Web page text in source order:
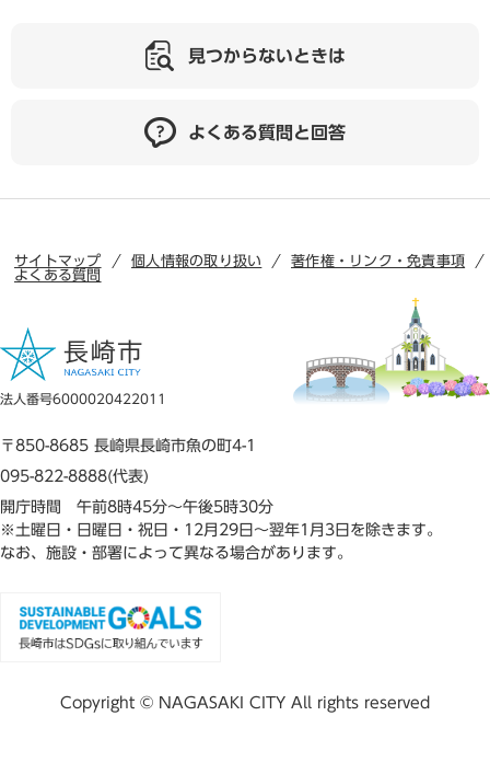
見つからないときは
よくある質問と回答
サイトマップ 個人情報の取り扱い
著作権・リンク・免責事項
よくある質問
法人番号6000020422011
〒850-8685 長崎県長崎市魚の町4-1
095-822-8888(代表)
開庁時間 午前8時45分～午後5時30分
※土曜日・日曜日・祝日・12月29日～翌年1月3日を除きます。
なお、施設・部署によって異なる場合があります。
Copyright © NAGASAKI CITY All rights reserved